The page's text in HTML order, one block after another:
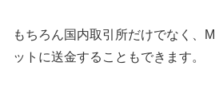
もちろん国内取引所だけでなく、
ットに送金することもできます。